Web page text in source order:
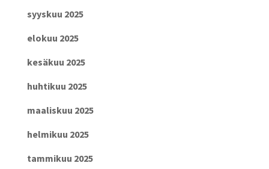
syyskuu 2025
elokuu 2025
kesäkuu 2025
huhtikuu 2025
maaliskuu 2025
helmikuu 2025
tammikuu 2025